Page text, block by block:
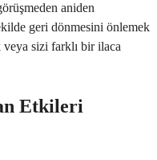
aniden
geri dönmesini önlemek
sizi farklı bir ilaca
Etkileri